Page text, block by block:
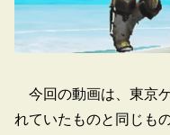
今回の動画は、東京
れていたものと同じも